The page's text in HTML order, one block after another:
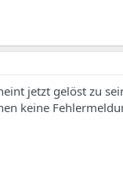
jetzt gelöst zu
keine